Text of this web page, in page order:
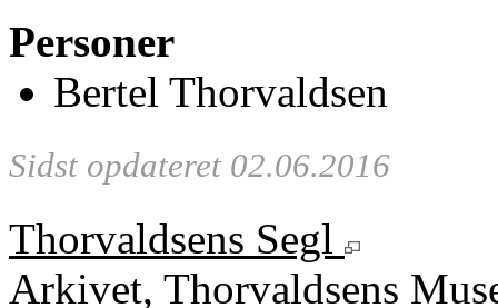
Personer
Bertel Thorvaldsen
Sidst opdateret 02.06.2016
Thorvaldsens Segl
Arkivet, Thorvaldsens